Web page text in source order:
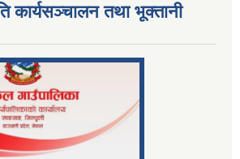
कार्यसञ्चालन तथा भूक्तानी